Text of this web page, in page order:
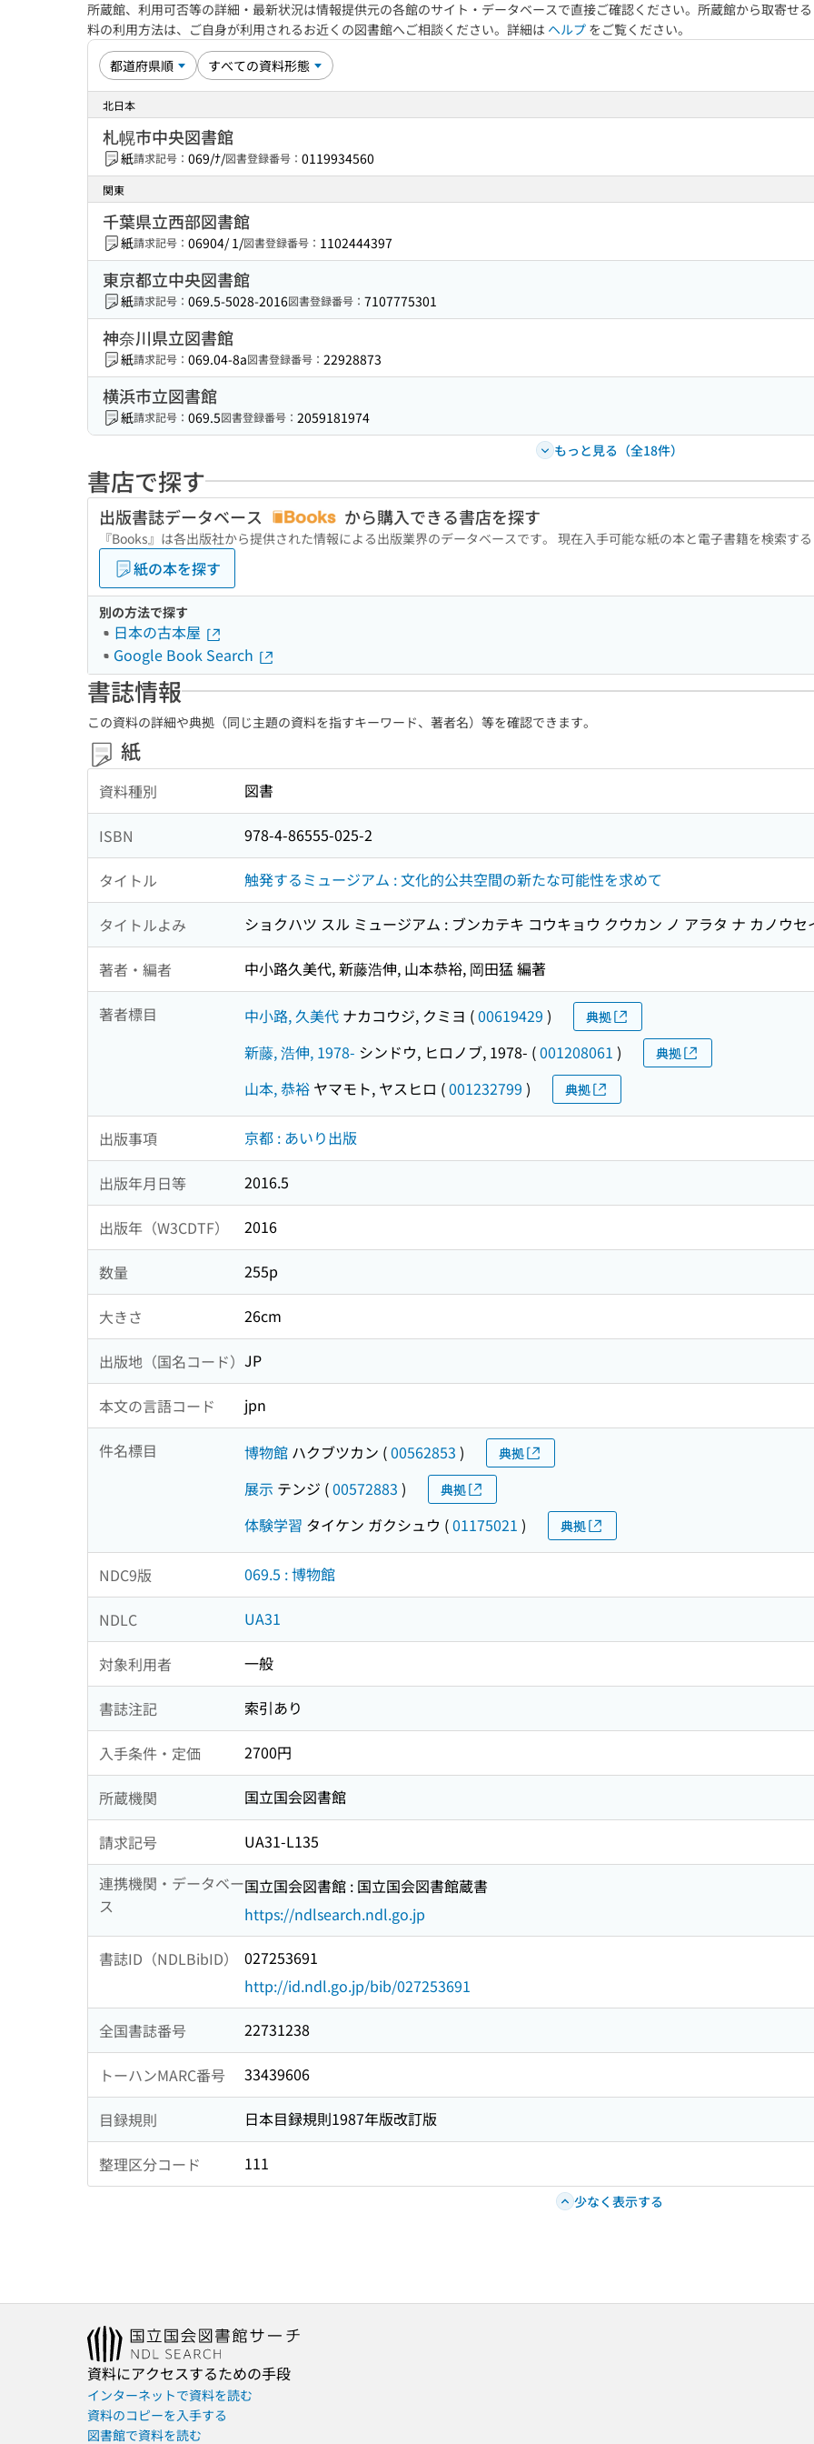
所蔵館、利用可否等の詳細・最新状況は情報提供元の各館のサイト・データベースで直接ご確認ください。所蔵館から取寄せ
料の利用方法は、ご自身が利用されるお近くの図書館へご相談ください。詳細は ヘルプ をご覧ください。
北日本
札幌市中央図書館
紙請求記号： 069/ﾅ/図書登録番号： 0119934560
関東
千葉県立西部図書館
紙請求記号： 06904/ 1/図書登録番号： 1102444397
東京都立中央図書館
紙請求記号： 069.5-5028-2016図書登録番号： 7107775301
神奈川県立図書館
紙請求記号： 069.04-8a図書登録番号： 22928873
横浜市立図書館
紙請求記号： 069.5図書登録番号： 2059181974
もっと見る（全18件）
書店で探す
出版書誌データベース から購入できる書店を探す
『Books』は各出版社から提供された情報による出版業界のデータベースです。 現在入手可能な紙の本と電子書籍を検索する
紙の本を探す
別の方法で探す
日本の古本屋
Google Book Search
書誌情報
この資料の詳細や典拠（同じ主題の資料を指すキーワード、著者名）等を確認できます。
紙
資料種別 図書
ISBN 978-4-86555-025-2
タイトル 触発するミュージアム : 文化的公共空間の新たな可能性を求めて
タイトルよみ ショクハツ スル ミュージアム : ブンカテキ コウキョウ クウカン ノ アラタ ナ カノウセ
著者・編者 中小路久美代, 新藤浩伸, 山本恭裕, 岡田猛 編著
著者標目 中小路, 久美代 ナカコウジ, クミヨ (00619429 ) 典拠
新藤, 浩伸, 1978- シンドウ, ヒロノブ, 1978- (001208061 ) 典拠
山本, 恭裕 ヤマモト, ヤスヒロ (001232799 ) 典拠
出版事項 京都 : あいり出版
出版年月日等 2016.5
出版年（W3CDTF） 2016
数量 255p
大きさ 26cm
出版地（国名コード） JP
本文の言語コード jpn
件名標目 博物館 ハクブツカン (00562853 ) 典拠
展示 テンジ (00572883 ) 典拠
体験学習 タイケン ガクシュウ (01175021 ) 典拠
NDC9版 069.5 : 博物館
NDLC UA31
対象利用者 一般
書誌注記 索引あり
入手条件・定価 2700円
所蔵機関 国立国会図書館
請求記号
UA31-L135
連携機関・データベー
ス
国立国会図書館 : 国立国会図書館蔵書
https://ndlsearch.ndl.go.jp
書誌ID（NDLBibID）
027253691
http://id.ndl.go.jp/bib/027253691
全国書誌番号 22731238
トーハンMARC番号 33439606
目録規則 日本目録規則1987年版改訂版
整理区分コード 111
少なく表示する
資料にアクセスするための手段
インターネットで資料を読む
資料のコピーを入手する
図書館で資料を読む